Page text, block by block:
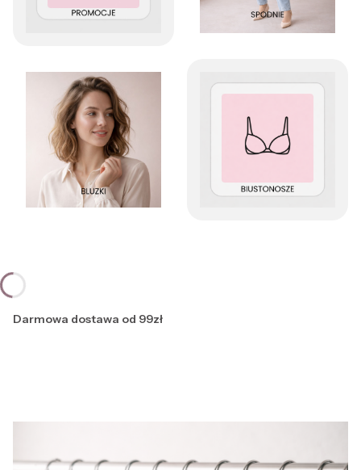
Darmowa dostawa od 99zł